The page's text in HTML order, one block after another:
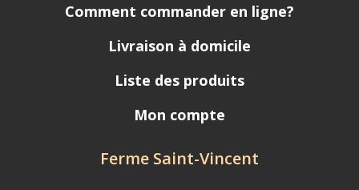
Comment commander en ligne?
Livraison à domicile
Liste des produits
Mon compte
Ferme Saint-Vincent